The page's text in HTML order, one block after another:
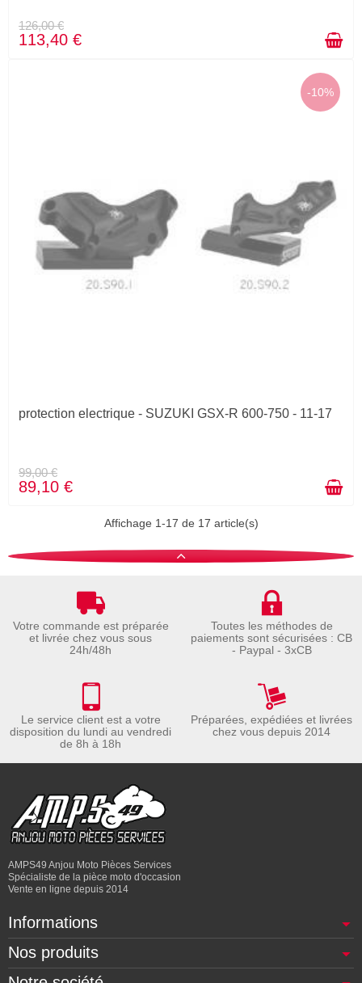
126,00 €
113,40 €
-10%
protection electrique - SUZUKI GSX-R 600-750 - 11-17
99,00 €
89,10 €
Affichage 1-17 de 17 article(s)
Votre commande est préparée
et livrée chez vous sous
24h/48h
Toutes les méthodes de
paiements sont sécurisées : CB
- Paypal - 3xCB
Le service client est a votre
disposition du lundi au vendredi
de 8h à 18h
Préparées, expédiées et livrées
chez vous depuis 2014
AMPS49 Anjou Moto Pièces Services
Spécialiste de la pièce moto d'occasion
Vente en ligne depuis 2014
Informations
Nos produits